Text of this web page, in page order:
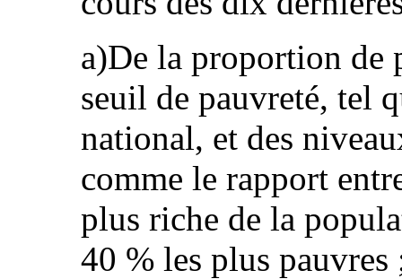
a)De la proportion de
seuil de pauvreté, tel
national, et des
comme le rapport
plus riche de la
40 % les plus pauvres